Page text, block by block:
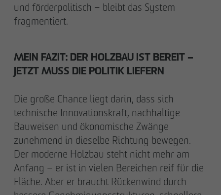
und förderpolitisch – bleibt das System
fragmentiert.
MEIN FAZIT: DER HOLZBAU IST BEREIT –
JETZT MUSS DIE POLITIK LIEFERN
Die große Chance liegt darin, dass sich
technische Innovationskraft, nachhaltige
Bauweisen und ökonomische Zwänge
zunehmend in dieselbe Richtung bewegen.
Der moderne Holzbau steht nicht mehr am
Anfang – er ist in vielen Bereichen reif für die
Fläche. Aber er braucht Rückenwind durch